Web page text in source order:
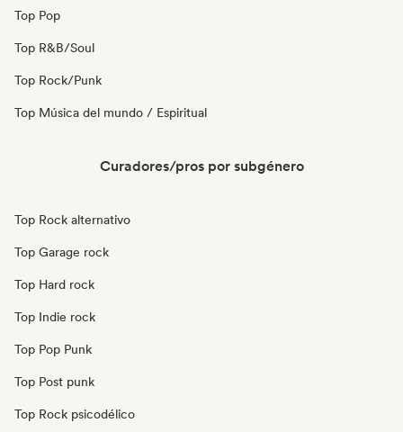
Top Pop
Top R&B/Soul
Top Rock/Punk
Top Música del mundo / Espiritual
Curadores/pros por subgénero
Top Rock alternativo
Top Garage rock
Top Hard rock
Top Indie rock
Top Pop Punk
Top Post punk
Top Rock psicodélico